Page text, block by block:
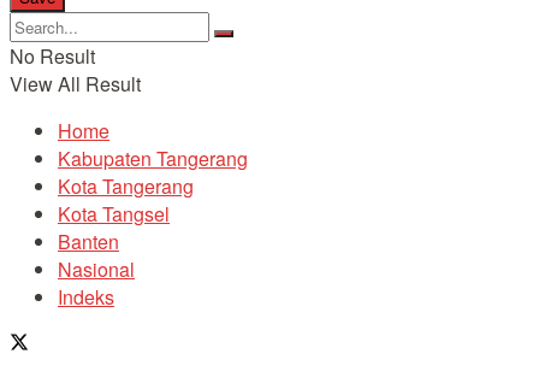
No Result
View All Result
Home
Kabupaten Tangerang
Kota Tangerang
Kota Tangsel
Banten
Nasional
Indeks